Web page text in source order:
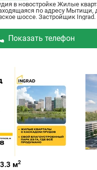
в новостройке Жилые
по адресу Мытищи,
шоссе. Застройщик Ingrad.
года с черновой отделкой, в
Медведково.
11 из 23. ID квартиры на
звонить.
Показать телефон
м2